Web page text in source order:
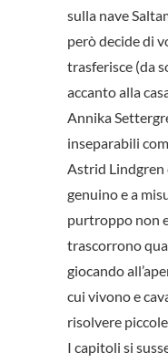
sulla nave
però decide di
trasferisce (da
accanto alla
Annika
inseparabili
Astrid Lindgren
genuino e a
purtroppo non
trascorrono
giocando
cui vivono e
risolvere
I capitoli si